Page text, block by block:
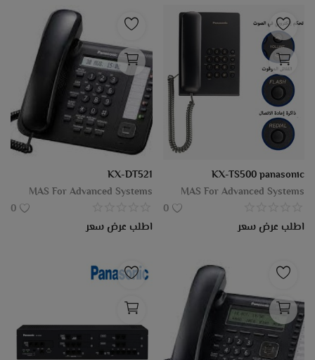
موقع
EGP (£)
لغة
English
KX-TS500 panasonic
MAS For Advanced Systems
0
اطلب عرض سعر
KX-DT521
MAS For Advanced Systems
0
اطلب عرض سعر